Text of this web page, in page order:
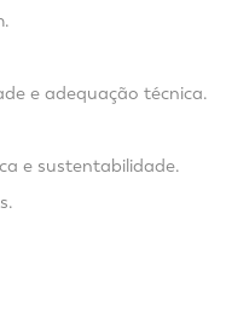
e adequação técnica.
e sustentabilidade.